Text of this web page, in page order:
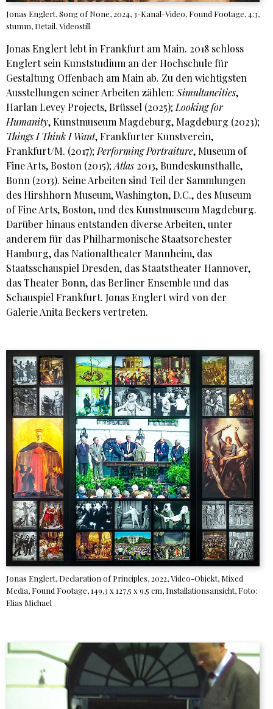
Jonas Englert, Song of None, 2024, 3-Kanal-Video, Found Footage, 4:3,
stumm, Detail, Videostill
Jonas Englert lebt in Frankfurt am Main. 2018 schloss
Englert sein Kunststudium an der Hochschule für
Gestaltung Offenbach am Main ab. Zu den wichtigsten
Ausstellungen seiner Arbeiten zählen:Simultaneities,
Harlan Levey Projects, Brüssel (2025);Looking for
Humanity, Kunstmuseum Magdeburg, Magdeburg (2023);
Things I Think I Want, Frankfurter Kunstverein,
Frankfurt/M. (2017);Performing Portraiture, Museum of
Fine Arts, Boston (2015);Atlas 2013, Bundeskunsthalle,
Bonn (2013). Seine Arbeiten sind Teil der Sammlungen
des Hirshhorn Museum, Washington, D.C., des Museum
of Fine Arts, Boston, und des Kunstmuseum Magdeburg.
Darüber hinaus entstanden diverse Arbeiten, unter
anderem für das Philharmonische Staatsorchester
Hamburg, das Nationaltheater Mannheim, das
Staatsschauspiel Dresden, das Staatstheater Hannover,
das Theater Bonn, das Berliner Ensemble und das
Schauspiel Frankfurt. Jonas Englert wird von der
Galerie Anita Beckers vertreten.
Jonas Englert, Declaration of Principles, 2022, Video-Objekt, Mixed
Media, Found Footage, 149,3 x 127,5 x 9,5 cm, Installationsansicht, Foto:
Elias Michael